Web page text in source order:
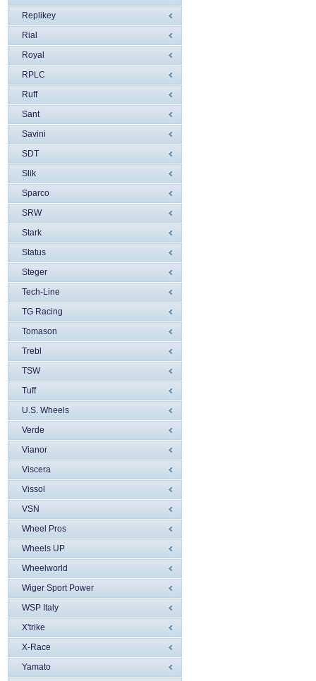
Replikey
Rial
Royal
RPLC
Ruff
Sant
Savini
SDT
Slik
Sparco
SRW
Stark
Status
Steger
Tech-Line
TG Racing
Tomason
Trebl
TSW
Tuff
U.S. Wheels
Verde
Vianor
Viscera
Vissol
VSN
Wheel Pros
Wheels UP
Wheelworld
Wiger Sport Power
WSP Italy
X'trike
X-Race
Yamato